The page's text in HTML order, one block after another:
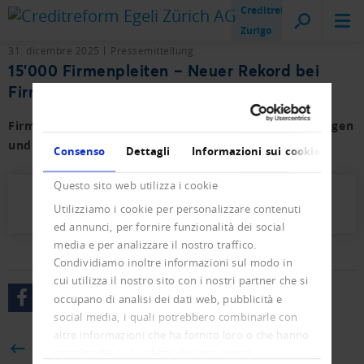
Consenso Dettagli Informazioni sui cookie
Questo sito web utilizza i cookie
Utilizziamo i cookie per personalizzare contenuti
ed annunci, per fornire funzionalità dei social
media e per analizzare il nostro traffico.
Condividiamo inoltre informazioni sul modo in
cui utilizza il nostro sito con i nostri partner che si
occupano di analisi dei dati web, pubblicità e
social media, i quali potrebbero combinarle con
altre informazioni che ha fornito loro o che hanno
Creditreform
Zurigo
31. dicembre 2025 Pressemitteilung
15'000 Firmenpleiten – Neuer Rekord bei
Firmengründungen
Firmen- und Privat-Konkurse sowie der Neueintragungen
und Löschungen mit Vorjahresvergleich.
Presseletter_2025_06.pdf (764 KB)